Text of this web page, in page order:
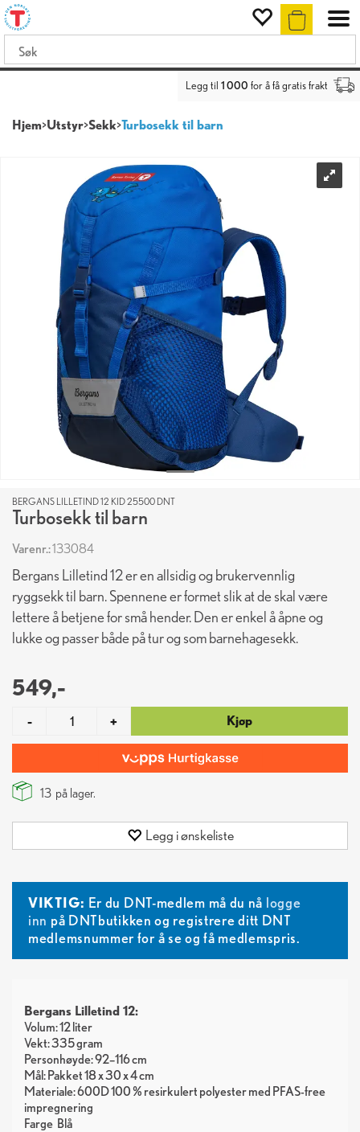
Legg til 1 000 for å få gratis frakt
Hjem>Utstyr>Sekk>Turbosekk til barn
BERGANS LILLETIND 12 KID 25500 DNT
Turbosekk til barn
Varenr.:133084
Bergans Lilletind 12 er en allsidig og brukervennlig
ryggsekk til barn. Spennene er formet slik at de skal være
lettere å betjene for små hender. Den er enkel å åpne og
lukke og passer både på tur og som barnehagesekk.
549,-
- + Kjøp
13 på lager.
Legg i ønskeliste
VIKTIG: Er du DNT-medlem må du nå logge
inn på DNTbutikken og registrere ditt DNT
medlemsnummer for å se og få medlemspris.
Bergans Lilletind 12:
Volum: 12 liter
Vekt: 335 gram
Personhøyde: 92–116 cm
Mål: Pakket 18 x 30 x 4 cm
Materiale: 600D 100 % resirkulert polyester med PFAS-free
impregnering
Farge Blå